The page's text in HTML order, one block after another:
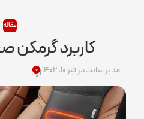
مقاله
کاربرد گرمکن
مدیر سایتدر تیر ۱۰, ۱۴۰۲ ۰